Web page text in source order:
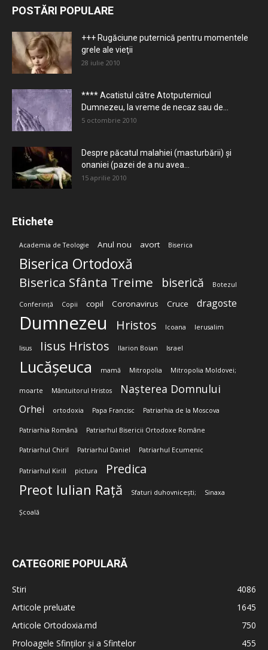
POSTĂRI POPULARE
+++ Rugăciune puternică pentru momentele
grele ale vieţii
28 iulie 2010
**** Acatistul către Atotputernicul
Dumnezeu, la vreme de necaz sau de...
5 octombrie 2010
Despre păcatul malahiei (masturbării) şi
onaniei (pazei de a nu avea...
15 aprilie 2010
Etichete
Academia de Teologie Anul nou avort Biserica
Biserica Ortodoxă
Biserica Sfânta Treime biserică Botezul
Conferință Copii copil Coronavirus Cruce dragoste
Dumnezeu Hristos Icoana Ierusalim
Iisus Iisus Hristos Ilarion Boian Israel
Lucășeuca mamă Mitropolia Mitropolia Moldovei;
moarte Mântuitorul Hristos Nașterea Domnului
Orhei ortodoxia Papa Francisc Patriarhia de la Moscova
Patriarhia Română Patriarhul Bisericii Ortodoxe Române
Patriarhul Chiril Patriarhul Daniel Patriarhul Ecumenic
Patriarhul Kirill pictura Predica
Preot Iulian Rață Sfaturi duhovnicești; Sinaxa
Școală
CATEGORIE POPULARĂ
Stiri
4086
Articole preluate
1645
Articole Ortodoxia.md
750
Proloagele Sfinților și a Sfintelor
455